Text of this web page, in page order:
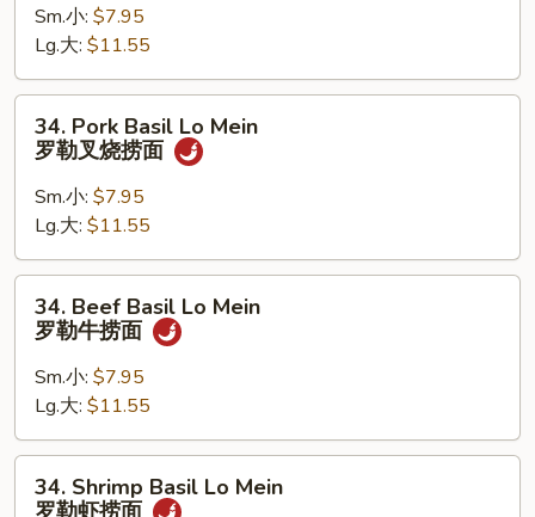
Lo
Mein
罗
勒
Sm.小: $7.95
Lg.大: $11.55
Pork
Basil
Lo
Mein
罗
勒
34. Pork Basil Lo Mein
罗勒叉烧捞面
Sm.小: $7.95
Lg.大: $11.55
Beef
Basil
Lo
Mein
罗
勒
34. Beef Basil Lo Mein
罗勒牛捞面
Sm.小: $7.95
Lg.大: $11.55
Shrimp
34. Shrimp Basil Lo Mein